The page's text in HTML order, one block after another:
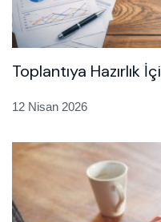
Toplantıya Hazırlık
12 Nisan 2026